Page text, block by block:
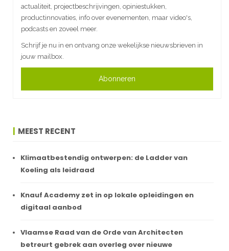
actualiteit, projectbeschrijvingen, opiniestukken,
productinnovaties, info over evenementen, maar video's,
podcasts en zoveel meer.
Schrijf je nu in en ontvang onze wekelijkse nieuwsbrieven in
jouw mailbox.
Abonneren
MEEST RECENT
Klimaatbestendig ontwerpen: de Ladder van
Koeling als leidraad
Knauf Academy zet in op lokale opleidingen en
digitaal aanbod
Vlaamse Raad van de Orde van Architecten
betreurt gebrek aan overleg over nieuwe